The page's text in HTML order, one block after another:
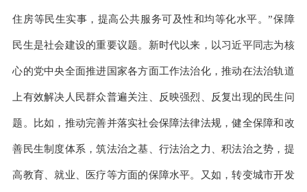
住房等民生实事，提高公共服务可及性和均等化水平。”保障
民生是社会建设的重要议题。新时代以来，以习近平同志为核
心的党中央全面推进国家各方面工作法治化，推动在法治轨道
上有效解决人民群众普遍关注、反映强烈、反复出现的民生问
题。比如，推动完善并落实社会保障法律法规，健全保障和改
善民生制度体系，筑法治之基、行法治之力、积法治之势，提
高教育、就业、医疗等方面的保障水平。又如，转变城市开发